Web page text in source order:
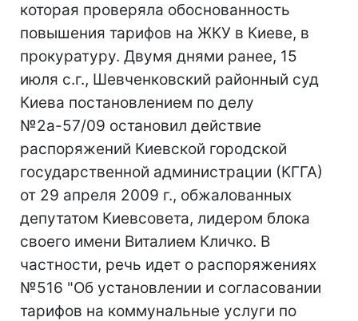
которая проверяла обоснованность
повышения тарифов на ЖКУ в Киеве, в
прокуратуру. Двумя днями ранее, 15
июля с.г., Шевченковский районный суд
Киева постановлением по делу
№2а-57/09 остановил действие
распоряжений Киевской городской
государственной администрации (КГГА)
от 29 апреля 2009 г., обжалованных
депутатом Киевсовета, лидером блока
своего имени Виталием Кличко. В
частности, речь идет о распоряжениях
№516 "Об установлении и согласовании
тарифов на коммунальные услуги по